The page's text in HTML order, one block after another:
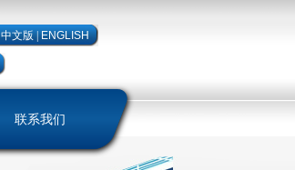
中文版|ENGLISH
联系我们